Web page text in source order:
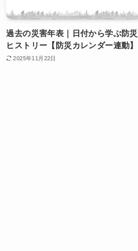
過去の災害年表｜日付から学ぶ防災
ヒストリー【防災カレンダー連動】
2025年11月22日